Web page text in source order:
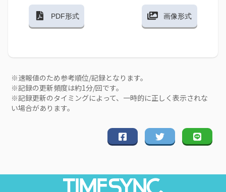
PDF形式 画像形式
※速報値のため参考順位/記録となります。
※記録の更新頻度は約1分/回です。
※記録更新のタイミングによって、一時的に正しく表示されな
い場合があります。